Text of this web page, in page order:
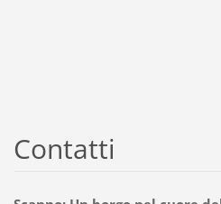
Contatti